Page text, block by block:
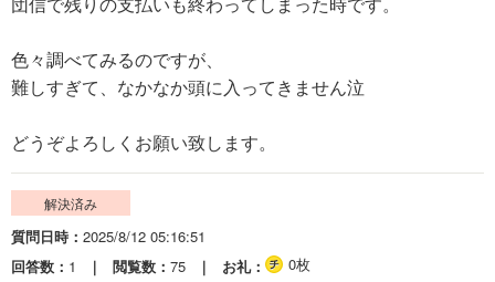
色々調べてみるのですが、
難しすぎて、なかなか頭に入ってきません泣
どうぞよろしくお願い致します。
解決済み
質問日時
2025/8/12 05:16:51
回答数
1 閲覧数 75 お礼
0枚